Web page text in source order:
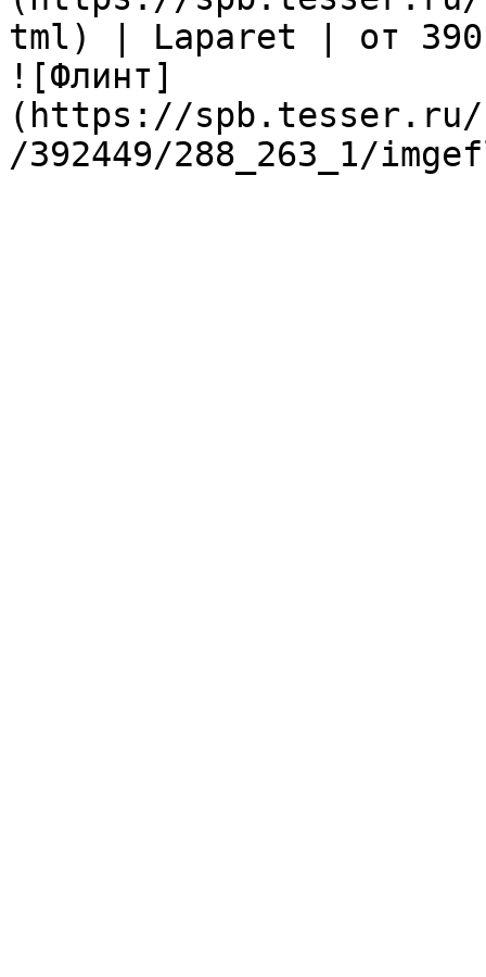
tml) | Laparet | от 390
![Флинт]
(https://spb.tesser.ru/
/392449/288_263_1/